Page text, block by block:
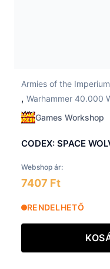
Armies of the Imperium
, Warhammer 40.000
Games Workshop
CODEX: SPACE
Webshop ár:
7407 Ft
RENDELHETŐ